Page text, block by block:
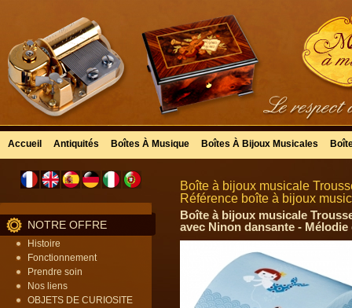
Accueil Antiquités Boîtes À Musique Boîtes À Bijoux Musicales
NOTRE OFFRE
Histoire
Fonctionnement
Prendre soin
Nos liens
OBJETS DE CURIOSITE
Boîte à bijoux musicale
Référence boîte à bijoux
Boîte à bijoux musicale
avec Ninon dansante -